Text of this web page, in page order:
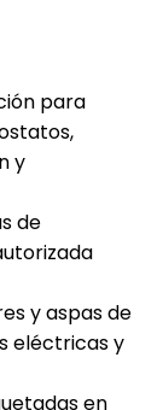
para
y
de
y aspas de
eléctricas y
en